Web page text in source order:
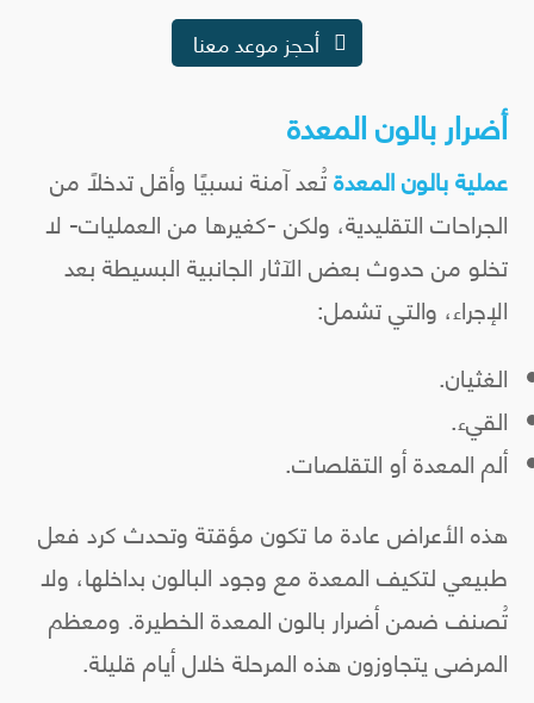
أحجز موعد معنا
أضرار بالون المعدة
عملية بالون المعدةتُعد آمنة نسبيًا وأقل تدخلًا من
الجراحات التقليدية، ولكن -كغيرها من العمليات- لا
تخلو من حدوث بعض الآثار الجانبية البسيطة بعد
الإجراء، والتي تشمل:
الغثيان.
القيء.
ألم المعدة أو التقلصات.
هذه الأعراض عادة ما تكون مؤقتة وتحدث كرد فعل
طبيعي لتكيف المعدة مع وجود البالون بداخلها، ولا
تُصنف ضمن أضرار بالون المعدة الخطيرة. ومعظم
المرضى يتجاوزون هذه المرحلة خلال أيام قليلة.